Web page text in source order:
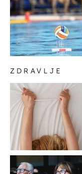
ZDRAVLJE